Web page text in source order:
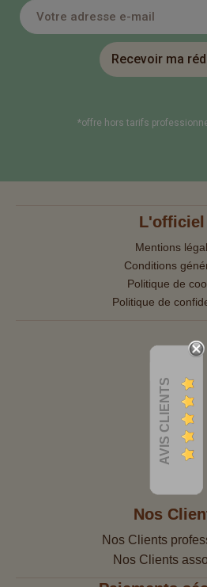
Recevoir ma
*offre hors tarifs
L'officiel
Mentions
Conditions
Politique de
Politique de
AVIS CLIENTS
Nos
Nos Clients
Nos Clients